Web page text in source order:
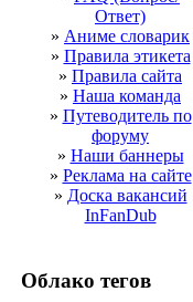
Ответ)
» Аниме словарик
» Правила этикета
» Правила сайта
» Наша команда
» Путеводитель по
форуму
» Наши баннеры
» Реклама на сайте
» Доска вакансий
InFanDub
Облако тегов